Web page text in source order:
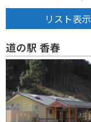
リスト表示
道の駅 香春